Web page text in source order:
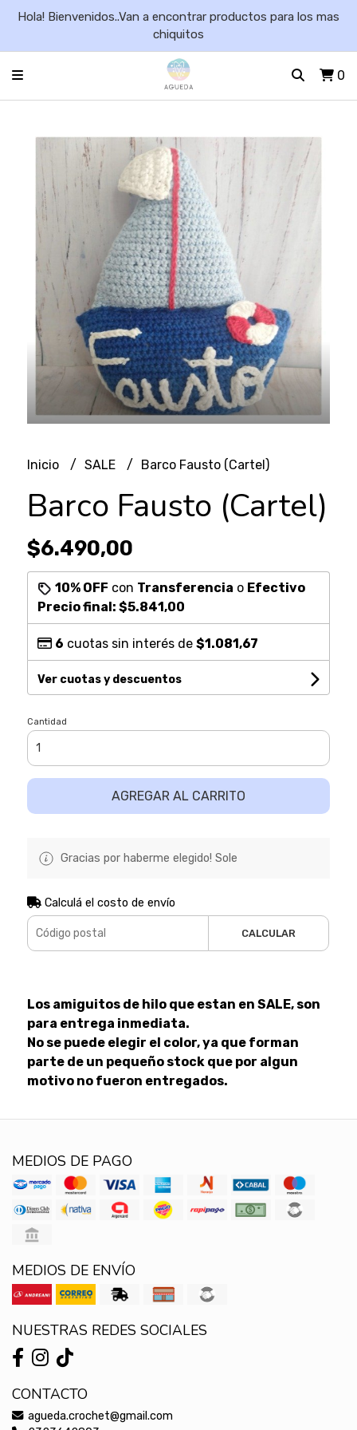
Hola! Bienvenidos..Van a encontrar productos para los mas
chiquitos
0
Inicio SALE Barco Fausto (Cartel)
Barco Fausto (Cartel)
$6.490,00
10% OFF con Transferencia o Efectivo
Precio final: $5.841,00
6 cuotas sin interés de $1.081,67
Ver cuotas y descuentos
Cantidad
AGREGAR AL CARRITO
Gracias por haberme elegido! Sole
Calculá el costo de envío
CALCULAR
Los amiguitos de hilo que estan en SALE, son
para entrega inmediata.
No se puede elegir el color, ya que forman
parte de un pequeño stock que por algun
motivo no fueron entregados.
MEDIOS DE PAGO
MEDIOS DE ENVÍO
NUESTRAS REDES SOCIALES
CONTACTO
agueda.crochet@gmail.com